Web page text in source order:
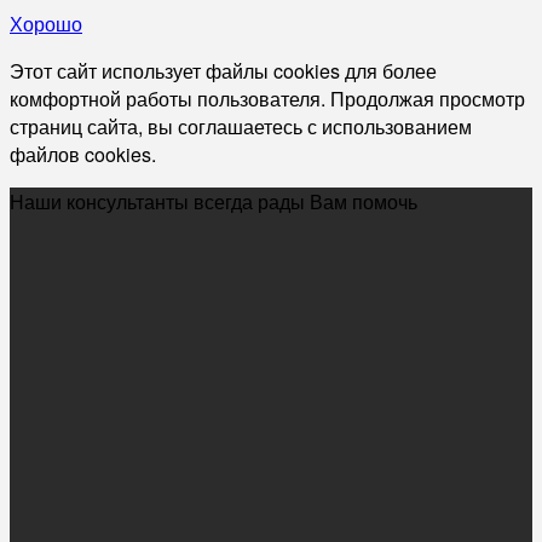
Хорошо
Этот сайт использует файлы cookies для более
комфортной работы пользователя. Продолжая просмотр
страниц сайта, вы соглашаетесь с использованием
файлов cookies.
Наши консультанты всегда рады Вам помочь